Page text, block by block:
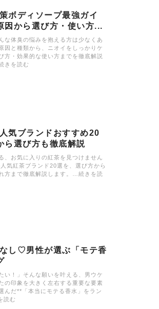
ボディソープ最強ガイ
因から選び方・使い方...
な体臭の悩みを抱える方は少なくあ
因と種類から、ニオイをしっかりケ
方・効果的な使い方までを徹底解説
きを読む
気ブランドおすすめ20
ら選び方も徹底解説
、お気に入りの紅茶を見つけません
気紅茶ブランド20選を、選び方から
方まで徹底解説します。…続きを読
し♡男性が選ぶ「モテ香
い！」そんな願いを叶える、男ウケ
の印象を大きく左右する重要な要素
んだ**「本当にモテる香水」をラン
読む